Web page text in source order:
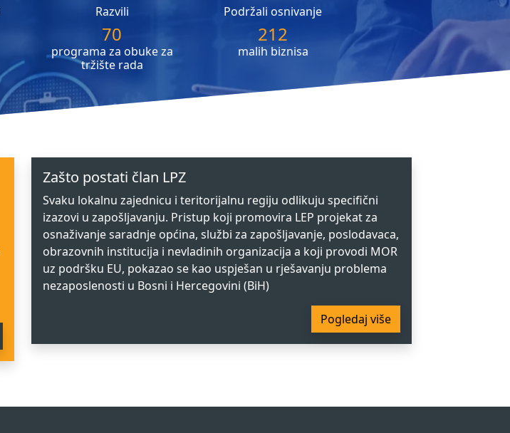
Razvili
70
programa za obuke za
tržište rada
Podržali osnivanje
212
malih biznisa
Zašto postati član LPZ
Svaku lokalnu zajednicu i teritorijalnu regiju odlikuju specifični
izazovi u zapošljavanju. Pristup koji promovira LEP projekat za
osnaživanje saradnje općina, službi za zapošljavanje, poslodavaca,
obrazovnih institucija i nevladinih organizacija a koji provodi MOR
uz podršku EU, pokazao se kao uspješan u rješavanju problema
nezaposlenosti u Bosni i Hercegovini (BiH)
Pogledaj više